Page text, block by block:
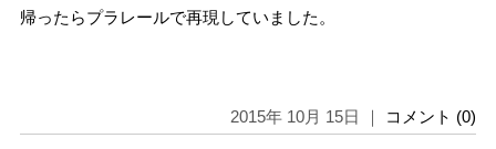
帰ったらプラレールで再現していました。
2015年 10月 15日 ｜ コメント (0)